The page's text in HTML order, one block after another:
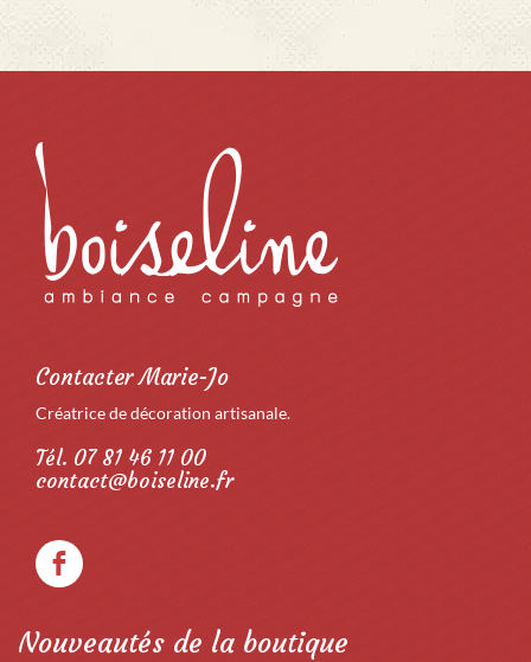
Contacter Marie-Jo
Créatrice de décoration artisanale.
Tél. 07 81 46 11 00
contact@boiseline.fr
Nouveautés de la boutique